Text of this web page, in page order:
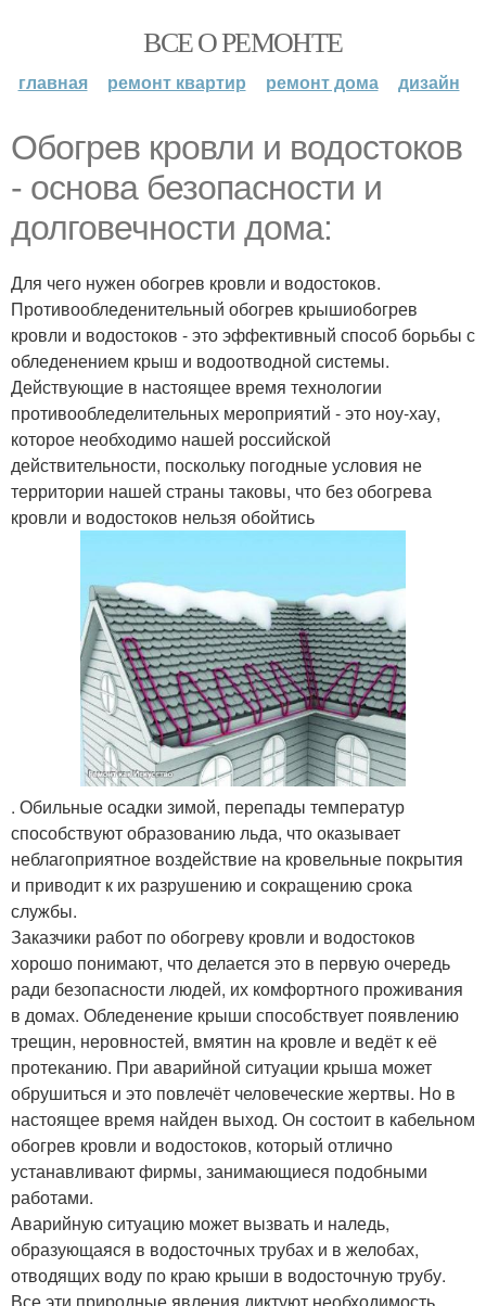
ВСЕ О РЕМОНТЕ
главная ремонт квартир ремонт дома дизайн
Обогрев кровли и водостоков
- основа безопасности и
долговечности дома:
Для чего нужен обогрев кровли и водостоков.
Противообледенительный обогрев крышиобогрев
кровли и водостоков - это эффективный способ борьбы с
обледенением крыш и водоотводной системы.
Действующие в настоящее время технологии
противообледелительных мероприятий - это ноу-хау,
которое необходимо нашей российской
действительности, поскольку погодные условия не
территории нашей страны таковы, что без обогрева
кровли и водостоков нельзя обойтись
. Обильные осадки зимой, перепады температур
способствуют образованию льда, что оказывает
неблагоприятное воздействие на кровельные покрытия
и приводит к их разрушению и сокращению срока
службы.
Заказчики работ по обогреву кровли и водостоков
хорошо понимают, что делается это в первую очередь
ради безопасности людей, их комфортного проживания
в домах. Обледенение крыши способствует появлению
трещин, неровностей, вмятин на кровле и ведёт к её
протеканию. При аварийной ситуации крыша может
обрушиться и это повлечёт человеческие жертвы. Но в
настоящее время найден выход. Он состоит в кабельном
обогрев кровли и водостоков, который отлично
устанавливают фирмы, занимающиеся подобными
работами.
Аварийную ситуацию может вызвать и наледь,
образующаяся в водосточных трубах и в желобах,
отводящих воду по краю крыши в водосточную трубу.
Все эти природные явления диктуют необходимость